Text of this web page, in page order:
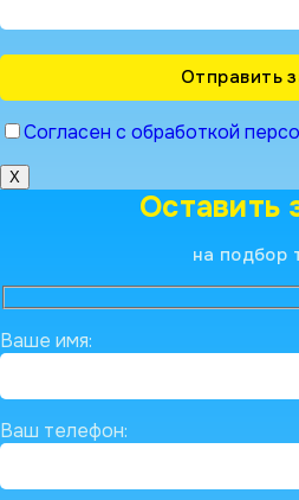
Согласен с обработкой
X
Оставить
на подбор
Ваше имя:
Ваш телефон: